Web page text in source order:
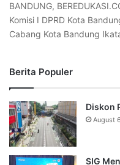
BANDUNG,
Komisi I DPRD Kota
Cabang Kota Bandung
Berita Populer
Diskon
August
SIG